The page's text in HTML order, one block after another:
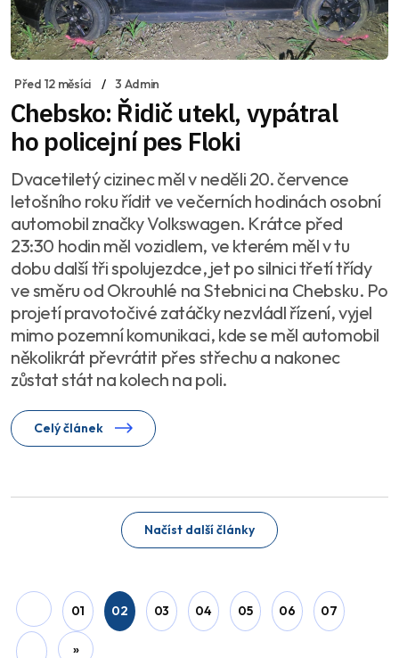
Před 12 měsíci 3 Admin
Chebsko: Řidič utekl, vypátral
ho policejní pes Floki
Dvacetiletý cizinec měl v neděli 20. července
letošního roku řídit ve večerních hodinách osobní
automobil značky Volkswagen. Krátce před
23:30 hodin měl vozidlem, ve kterém měl v tu
dobu další tři spolujezdce, jet po silnici třetí třídy
ve směru od Okrouhlé na Stebnici na Chebsku. Po
projetí pravotočivé zatáčky nezvládl řízení, vyjel
mimo pozemní komunikaci, kde se měl automobil
několikrát převrátit přes střechu a nakonec
zůstat stát na kolech na poli.
Celý článek